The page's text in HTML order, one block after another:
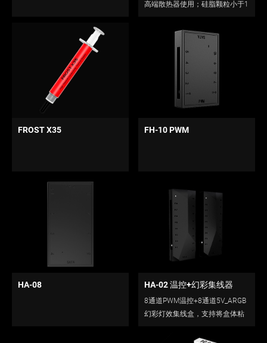
高端散热器使用；硅脂颗粒小于1
FROST X35 FH-10 PWM
HA-08 HA-02 温控+幻彩集线器
8通道PWM温控+8通道5V_ARGB
幻彩灯效集线盒，支持将盒体粘